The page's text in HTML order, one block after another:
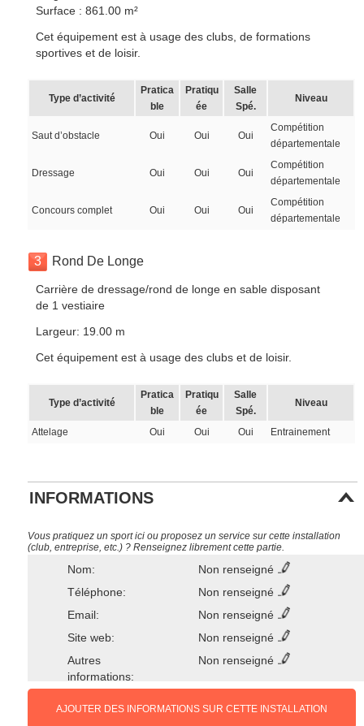
Surface : 861.00 m²
Cet équipement est à usage des clubs, de formations
sportives et de loisir.
Type d’activité
Pratica
ble
Pratiqu
ée
Salle
Spé.
Niveau
Saut d’obstacle Oui Oui Oui
Compétition
départementale
Dressage Oui Oui Oui
Compétition
départementale
Concours complet Oui Oui Oui
Compétition
départementale
3 Rond De Longe
Carrière de dressage/rond de longe en sable disposant
de 1 vestiaire
Largeur: 19.00 m
Cet équipement est à usage des clubs et de loisir.
Type d’activité
Pratica
ble
Pratiqu
ée
Salle
Spé.
Niveau
Attelage Oui Oui Oui Entrainement
INFORMATIONS
Vous pratiquez un sport ici ou proposez un service sur cette installation
(club, entreprise, etc.) ? Renseignez librement cette partie.
Nom:
Non renseigné
Téléphone:
Non renseigné
Email:
Non renseigné
Site web:
Non renseigné
Autres
informations:
Non renseigné
AJOUTER DES INFORMATIONS SUR CETTE INSTALLATION